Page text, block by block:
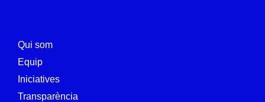
Qui som
Equip
Iniciatives
Transparència